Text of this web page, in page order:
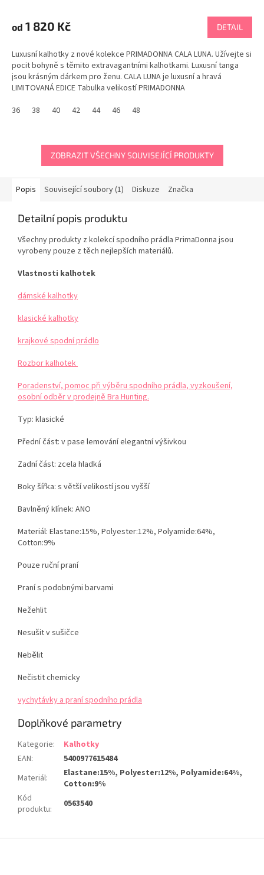
od 1 820 Kč DETAIL
Luxusní kalhotky z nové kolekce PRIMADONNA CALA LUNA. Užívejte si
pocit bohyně s těmito extravagantními kalhotkami. Luxusní tanga
jsou krásným dárkem pro ženu. CALA LUNA je luxusní a hravá
LIMITOVANÁ EDICE Tabulka velikostí PRIMADONNA
36
38 40 42 44 46 48
ZOBRAZIT VŠECHNY SOUVISEJÍCÍ PRODUKTY
Popis Související soubory (1) Diskuze Značka
Detailní popis produktu
Všechny produkty z kolekcí spodního prádla PrimaDonna jsou
vyrobeny pouze z těch nejlepších materiálů.
Vlastnosti kalhotek
dámské kalhotky
klasické kalhotky
krajkové spodní prádlo
Rozbor kalhotek
Poradenství, pomoc při výběru spodního prádla, vyzkoušení,
osobní odběr v prodejně Bra Hunting.
Typ: klasické
Přední část: v pase lemování elegantní výšivkou
Zadní část: zcela hladká
Bokyšířka: s větší velikostí jsou vyšší
Bavlněný klínek: ANO
Materiál: Elastane:15%, Polyester:12%, Polyamide:64%,
Cotton:9%
Pouze ruční praní
Praní s podobnými barvami
Nežehlit
Nesušit v sušičce
Nebělit
Nečistit chemicky
vychytávky a praní spodního prádla
Doplňkové parametry
Kategorie:
Kalhotky
EAN:
5400977615484
Materiál:
Elastane:15%, Polyester:12%, Polyamide:64%,
Cotton:9%
Kód
produktu: 0563540